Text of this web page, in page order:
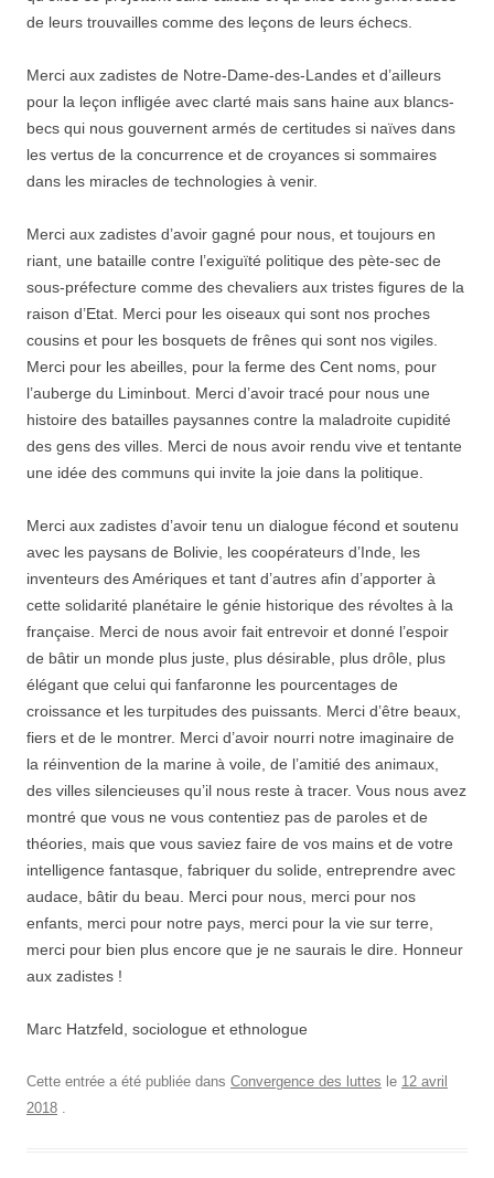
de leurs trouvailles comme des leçons de leurs échecs.
Merci aux zadistes de Notre-Dame-des-Landes et d’ailleurs
pour la leçon infligée avec clarté mais sans haine aux blancs-
becs qui nous gouvernent armés de certitudes si naïves dans
les vertus de la concurrence et de croyances si sommaires
dans les miracles de technologies à venir.
Merci aux zadistes d’avoir gagné pour nous, et toujours en
riant, une bataille contre l’exiguïté politique des pète-sec de
sous-préfecture comme des chevaliers aux tristes figures de la
raison d’Etat. Merci pour les oiseaux qui sont nos proches
cousins et pour les bosquets de frênes qui sont nos vigiles.
Merci pour les abeilles, pour la ferme des Cent noms, pour
l’auberge du Liminbout. Merci d’avoir tracé pour nous une
histoire des batailles paysannes contre la maladroite cupidité
des gens des villes. Merci de nous avoir rendu vive et tentante
une idée des communs qui invite la joie dans la politique.
Merci aux zadistes d’avoir tenu un dialogue fécond et soutenu
avec les paysans de Bolivie, les coopérateurs d’Inde, les
inventeurs des Amériques et tant d’autres afin d’apporter à
cette solidarité planétaire le génie historique des révoltes à la
française. Merci de nous avoir fait entrevoir et donné l’espoir
de bâtir un monde plus juste, plus désirable, plus drôle, plus
élégant que celui qui fanfaronne les pourcentages de
croissance et les turpitudes des puissants. Merci d’être beaux,
fiers et de le montrer. Merci d’avoir nourri notre imaginaire de
la réinvention de la marine à voile, de l’amitié des animaux,
des villes silencieuses qu’il nous reste à tracer. Vous nous avez
montré que vous ne vous contentiez pas de paroles et de
théories, mais que vous saviez faire de vos mains et de votre
intelligence fantasque, fabriquer du solide, entreprendre avec
audace, bâtir du beau. Merci pour nous, merci pour nos
enfants, merci pour notre pays, merci pour la vie sur terre,
merci pour bien plus encore que je ne saurais le dire. Honneur
aux zadistes !
Marc Hatzfeld, sociologue et ethnologue
Cette entrée a été publiée dans Convergence des luttes le 12 avril
2018 .